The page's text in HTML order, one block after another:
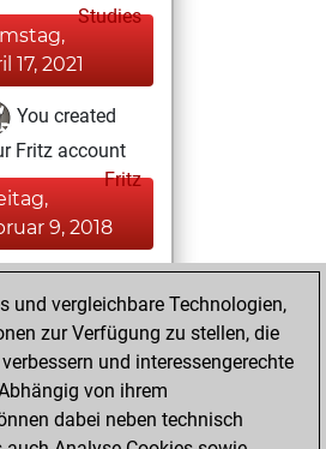
Studies
17, 2021
You created
Fritz account
Fritz
9, 2018
You played 27
games
Play
You scored +14
13 in bullet
und vergleichbare Technologien,
zur Verfügung zu stellen, die
und interessengerechte
von ihrem
dabei neben technisch